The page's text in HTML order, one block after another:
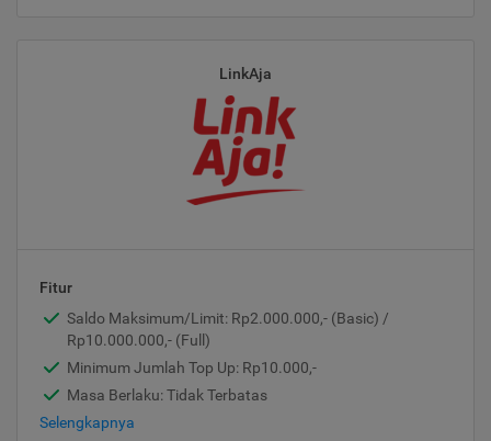
LinkAja
Fitur
Saldo Maksimum/Limit: Rp2.000.000,- (Basic) /
Rp10.000.000,- (Full)
Minimum Jumlah Top Up: Rp10.000,-
Masa Berlaku: Tidak Terbatas
Selengkapnya